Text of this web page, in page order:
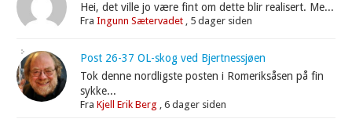
Hei, det ville jo være fint om dette blir realisert. Me...
FraIngunn Sætervadet , 5 dager siden
Post 26-37 OL-skog ved Bjertnessjøen
Tok denne nordligste posten i Romeriksåsen på fin
sykke...
FraKjell Erik Berg ,6 dager siden